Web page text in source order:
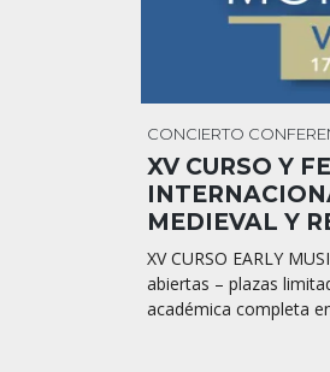
CONCIERTO
XV CURSO Y
MEDIEVAL Y
XV CURSO EARLY
abiertas – plazas
académica completa